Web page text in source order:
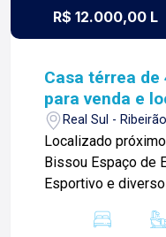
R$ 12.000,00 L
Casa térrea de
para venda e
Real Sul -
Localizado
Bissou Espaço de
Esportivo e diversos
armários sendo